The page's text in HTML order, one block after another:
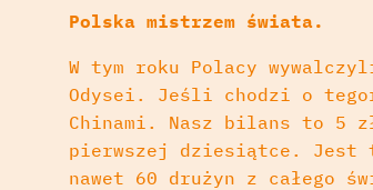
Polska mistrzem świata.
W tym roku Polacy
Odysei. Jeśli chodzi o
Chinami. Nasz bilans to 5
pierwszej dziesiątce. Jest
nawet 60 drużyn z całego